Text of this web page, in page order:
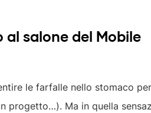
salone del Mobile
le farfalle nello stomaco
progetto…). Ma in quella